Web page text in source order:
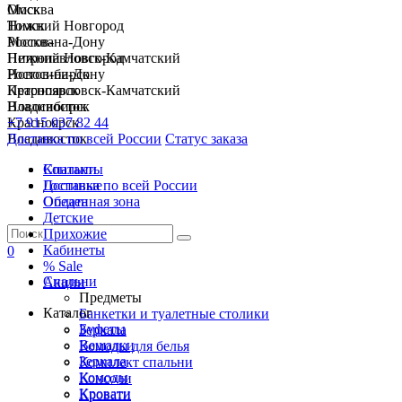
Москва
Нижний Новгород
Ростов-на-Дону
Петропавловск-Камчатский
Новосибирск
Красноярск
Владивосток
+7 915 037 82 44
Доставка по всей России Статус заказа
Спальни
Гостиные
Обеденная зона
Детские
Прихожие
Кабинеты
% Sale
Акции
Каталог
Буфеты
Вешалки
Зеркала
Комоды
Кровати
Омск
Томск
Москва
Нижний Новгород
Ростов-на-Дону
Петропавловск-Камчатский
Новосибирск
Красноярск
Владивосток
Контакты
Доставка по всей России
Оплата
0
Спальни
Предметы
Банкетки и туалетные столики
Зеркала
Комоды для белья
Комплект спальни
Консоли
Кровати